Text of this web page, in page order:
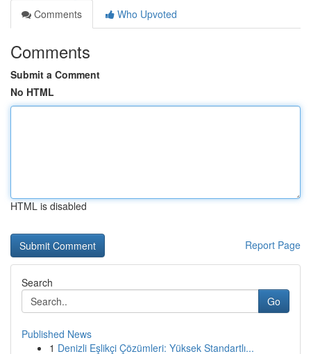
Comments
Who Upvoted
Comments
Submit a Comment
No HTML
HTML is disabled
Report Page
Search
Go
Published News
1 Denizli Eşlikçi Çözümleri: Yüksek Standartlı...